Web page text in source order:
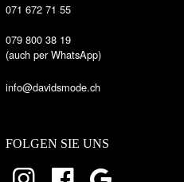
071 672 71 55
079 800 38 19
(auch per WhatsApp)
info@davidsmode.ch
FOLGEN SIE UNS